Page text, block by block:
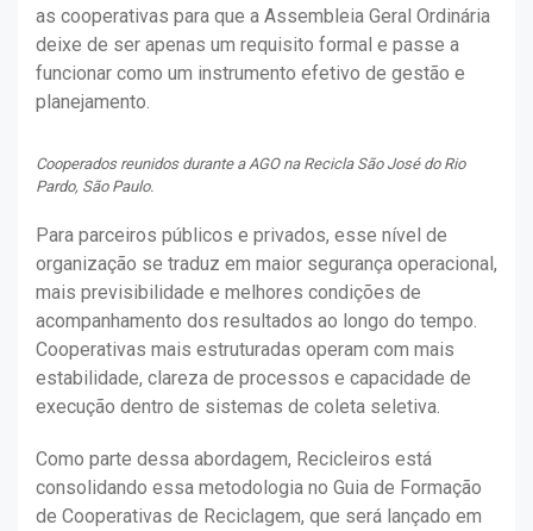
as cooperativas para que a Assembleia Geral Ordinária
deixe de ser apenas um requisito formal e passe a
funcionar como um instrumento efetivo de gestão e
planejamento.
Cooperados reunidos durante a AGO na Recicla São José do Rio
Pardo, São Paulo.
Para parceiros públicos e privados, esse nível de
organização se traduz em maior segurança operacional,
mais previsibilidade e melhores condições de
acompanhamento dos resultados ao longo do tempo.
Cooperativas mais estruturadas operam com mais
estabilidade, clareza de processos e capacidade de
execução dentro de sistemas de coleta seletiva.
Como parte dessa abordagem, Recicleiros está
consolidando essa metodologia no Guia de Formação
de Cooperativas de Reciclagem, que será lançado em